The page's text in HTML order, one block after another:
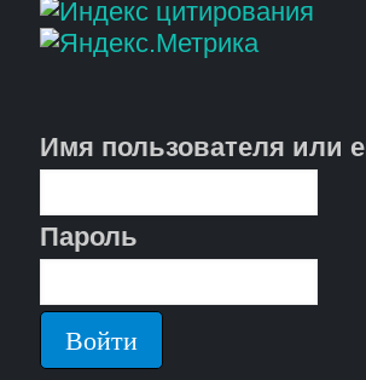
Имя пользователя или
Пароль